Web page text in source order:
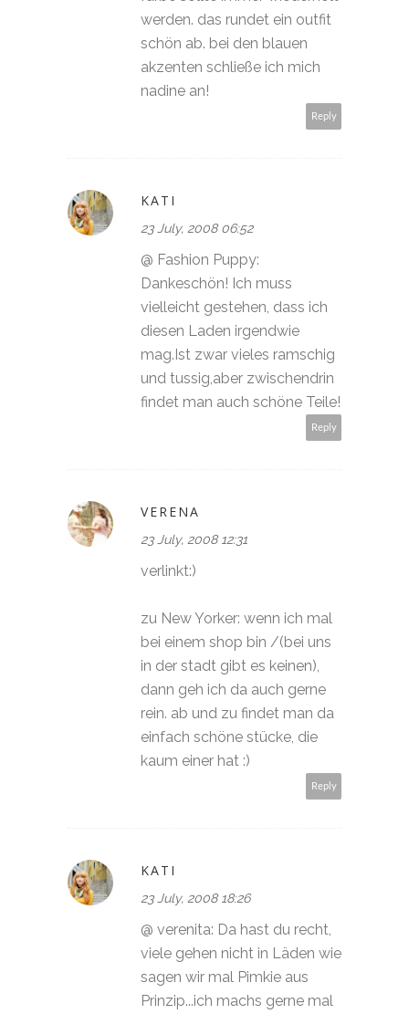
werden. das rundet ein outfit
schön ab. bei den blauen
akzenten schließe ich mich
nadine an!
Reply
KATI
23 July, 2008 06:52
@ Fashion Puppy:
Dankeschön! Ich muss
vielleicht gestehen, dass ich
diesen Laden irgendwie
mag.Ist zwar vieles ramschig
und tussig,aber zwischendrin
findet man auch schöne Teile!
Reply
VERENA
23 July, 2008 12:31
verlinkt:)
zu New Yorker: wenn ich mal
bei einem shop bin /(bei uns
in der stadt gibt es keinen),
dann geh ich da auch gerne
rein. ab und zu findet man da
einfach schöne stücke, die
kaum einer hat :)
Reply
KATI
23 July, 2008 18:26
@ verenita: Da hast du recht,
viele gehen nicht in Läden wie
sagen wir mal Pimkie aus
Prinzip...ich machs gerne mal